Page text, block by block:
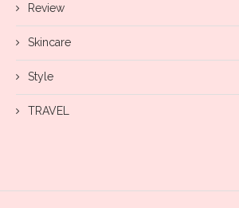
Review
Skincare
Style
TRAVEL